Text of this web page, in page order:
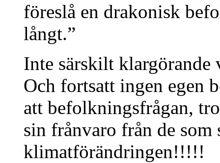
föreslå en drakonisk
långt.”
Inte särskilt klargörande
Och fortsatt ingen egen
att befolkningsfrågan,
sin frånvaro från de som
klimatförändringen!!!!!